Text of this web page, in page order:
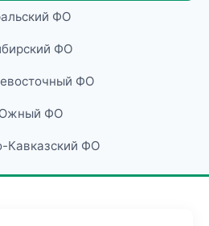
ФО
ФО
ФО
ФО
Кавказский ФО